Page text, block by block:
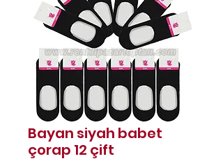
Bayan siyah babet
çorap 12 çift